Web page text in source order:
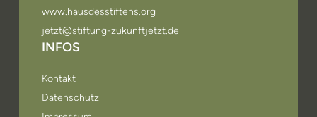
www.hausdesstiftens.org
jetzt@stiftung-zukunftjetzt.de
INFOS
Kontakt
Datenschutz